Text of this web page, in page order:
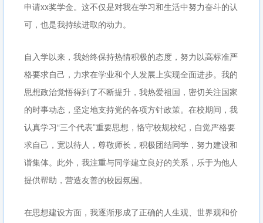
申请xx奖学金。这不仅是对我在学习和生活中努力奋斗的认
可，也是我持续进取的动力。
自入学以来，我始终保持热情积极的态度，努力以高标准严
格要求自己，力求在学业和个人发展上实现全面进步。我的
思想政治觉悟得到了不断提升，我热爱祖国，密切关注国家
的时事动态，坚定地支持党的各项方针政策。在校期间，我
认真学习“三个代表”重要思想，恪守校规校纪，自觉严格要
求自己，宽以待人，尊敬师长，积极团结同学，努力建设和
谐集体。此外，我注重与同学建立良好的关系，乐于为他人
提供帮助，营造友善的校园氛围。
在思想建设方面，我逐渐形成了正确的人生观、世界观和价